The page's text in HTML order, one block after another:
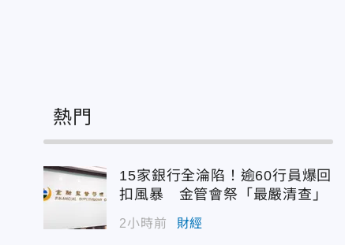
熱門
15家銀行全淪陷！逾60行員爆回
扣風暴 金管會祭「最嚴清查」
2小時前 財經